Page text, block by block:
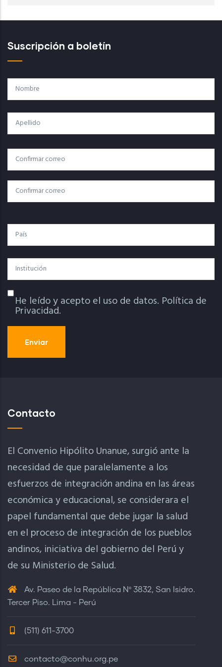
Suscripción a boletín
Nombre
Apellido
Correo
Electrónico
Correo Electrónico
Confirmar Correo
País
Institución
Política De Privacidad
He leído y acepto el uso de datos. Política de
Privacidad.
Contacto
El Convenio Hipólito Unanue, surgió ante la
necesidad de que paralelamente a los
esfuerzos de integración andina en las áreas
económica y educacional, se considerara el
papel fundamental que debe jugar la salud
en el proceso de integración de los pueblos
andinos, iniciativa del gobierno del Perú y
de su Ministerio de Salud.
Av. Paseo de la República Nº 3832, San Isidro.
Tercer Piso. Lima - Perú
(511) 611-3700
contacto@conhu.org.pe